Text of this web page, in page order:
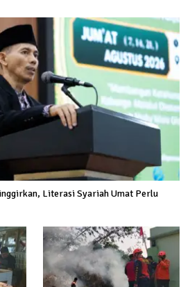
Literasi Syariah Umat Perlu